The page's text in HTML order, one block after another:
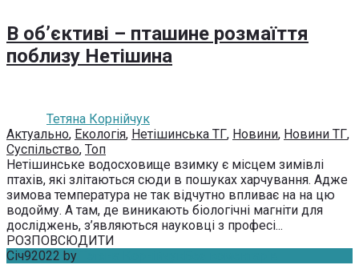
В об’єктиві – пташине розмаїття
поблизу Нетішина
Тетяна Корнійчук
Актуально, Екологія, Нетішинська ТГ, Новини, Новини ТГ,
Суспільство, Топ
Нетішинське водосховище взимку є місцем зимівлі
птахів, які злітаються сюди в пошуках харчування. Адже
зимова температура не так відчутно впливає на на цю
водойму. А там, де виникають біологічні магніти для
досліджень, з’являються науковці з професі...
РОЗПОВСЮДИТИ
Січ92022 by